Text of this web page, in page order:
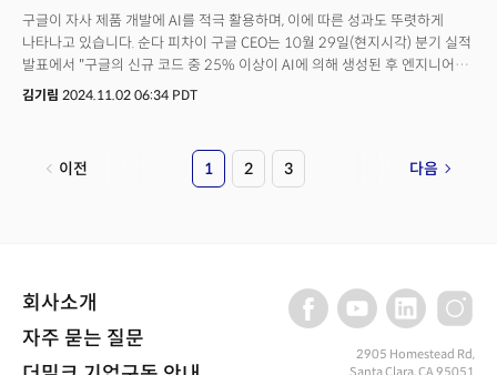
구글이 자사 제품 개발에 AI를 적극 활용하며, 이에 따른 성과도 뚜렷하게
나타나고 있습니다. 순다 피차이 구글 CEO는 10월 29일(현지시각) 분기 실적
발표에서 "구글의 신규 코드 중 25% 이상이 AI에 의해 생성된 후 엔지니어의
검토와 승인을 거친다"고 밝혔습니다. 이는 AI가 구글의 필수적인 성장 요소가
(검색 포함)는 765억달러로 전년 대비 13% 증가했고, 구글 클라우드는
114억달러로 전년 대비 35% 성장했습니다. 영업 이익도 크게 늘어, 구글
여러 혁신적 AI 기능을 선보였는데요. 또 AI 기능을 탑재한 스마트폰 픽셀9
시리즈도 긍정적인 평가를 받고 있습니다. 순다르 피차이 CEO는 "검색에서
활용되는 AI 기능은 탐색 방식과 범위를 확장하고 있으며, 클라우드에서
쓰이는 AI 솔루션은 기존 고객의 사용을 촉진하고 신규 고객 유치와 대규모
김기림 2024.11.02 06:34 PDT
이전 1 2 3 다음
회사소개
자주 묻는 질문
2905 Homestead Rd,
Santa Clara, CA 95051